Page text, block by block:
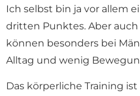
Ich selbst bin ja vor allem
dritten Punktes. Aber
können besonders bei
Alltag und wenig
Das körperliche Training